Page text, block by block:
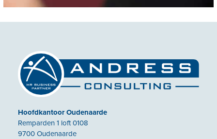
Hoofdkantoor Oudenaarde
Remparden 1 loft 0108
9700 Oudenaarde